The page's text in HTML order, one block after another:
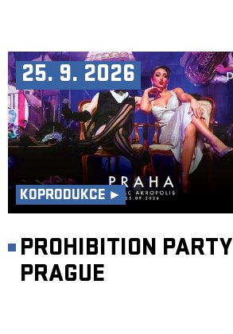
25. 9. 2026
KOPRODUKCE ►
PROHIBITION PARTY
PRAGUE